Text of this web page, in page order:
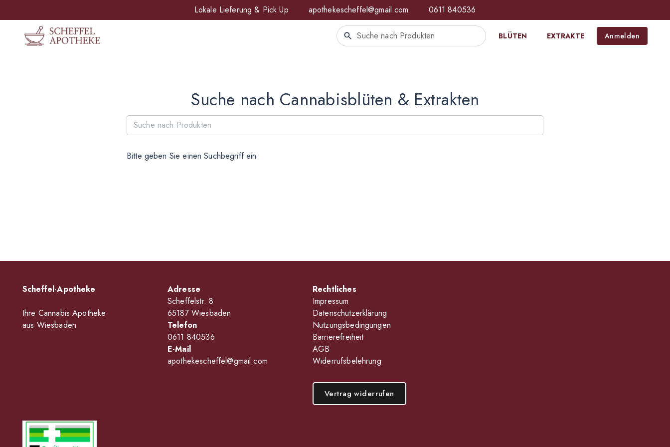
Lokale Lieferung & Pick Up apothekescheffel@gmail.com 0611 840536
BLÜTEN EXTRAKTE Anmelden
Suche nach Cannabisblüten & Extrakten
Bitte geben Sie einen Suchbegriff ein
Scheffel-Apotheke
Ihre Cannabis Apotheke
aus Wiesbaden
Adresse
Scheffelstr. 8
65187 Wiesbaden
Telefon
0611 840536
E-Mail
apothekescheffel@gmail.com
Rechtliches
Impressum
Datenschutzerklärung
Nutzungsbedingungen
Barrierefreiheit
AGB
Widerrufsbelehrung
Vertrag widerrufen